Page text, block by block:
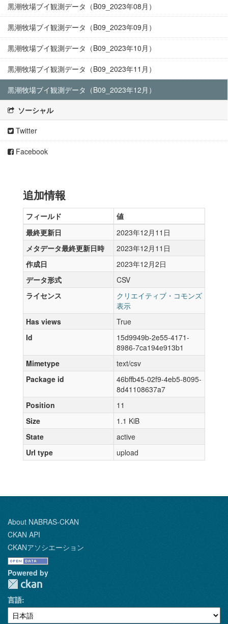
黒潮牧場ブイ観測データ（B09_2023年08月）
黒潮牧場ブイ観測データ（B09_2023年09月）
黒潮牧場ブイ観測データ（B09_2023年10月）
黒潮牧場ブイ観測データ（B09_2023年11月）
黒潮牧場ブイ観測データ（B09_2023年12月）
ソーシャル
Twitter
Facebook
追加情報
フィールド
値
最終更新日
2023年12月11日
メタデータ最終更新日時
2023年12月11日
作成日
2023年12月2日
データ形式
CSV
ライセンス
クリエイティブ・コモンズ
表示
Has views
True
Id
15d9949b-2e55-4171-
8986-7ca194e913b1
Mimetype
text/csv
Package id
46bffb45-02f9-4eb5-8095-
8d41108637a7
Position
11
Size
1.1 KiB
State
active
Url type
upload
About NABRAS-CKAN
CKAN API
CKANアソシエーション
Powered by
言語